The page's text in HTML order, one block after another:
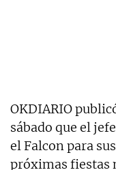
OKDIARIO
sábado que el
el Falcon para
próximas fiestas